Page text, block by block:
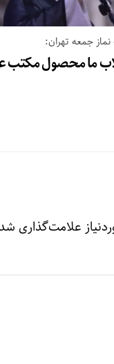
جمعه تهران:
ما محصول مکتب
علامت‌گذاری